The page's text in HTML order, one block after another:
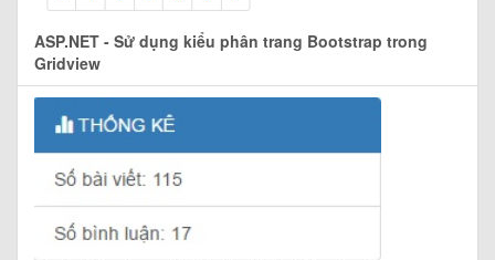
ASP.NET - Sử dụng kiểu phân trang Bootstrap trong
Gridview